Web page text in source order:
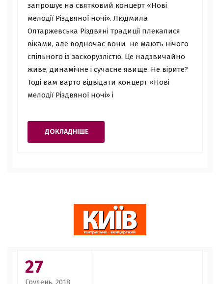
запрошує на святковий концерт «Нові
мелодії Різдвяної ночі». Людмила
Олтаржевська Різдвяні традиції плекалися
віками, але водночас вони не мають нічого
спільного із заскорузлістю. Це надзвичайно
живе, динамічне і сучасне явище. Не вірите?
Тоді вам варто відвідати концерт «Нові
мелодії Різдвяної ночі» і
ДОКЛАДНІШЕ
27